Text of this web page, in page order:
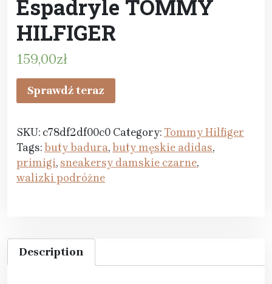
Espadryle TOMMY
HILFIGER
159,00zł
Sprawdź teraz
SKU: c78df2df00c0 Category:Tommy Hilfiger
Tags:buty badura,buty męskie adidas,
primigi,sneakersy damskie czarne,
walizki podróżne
Description